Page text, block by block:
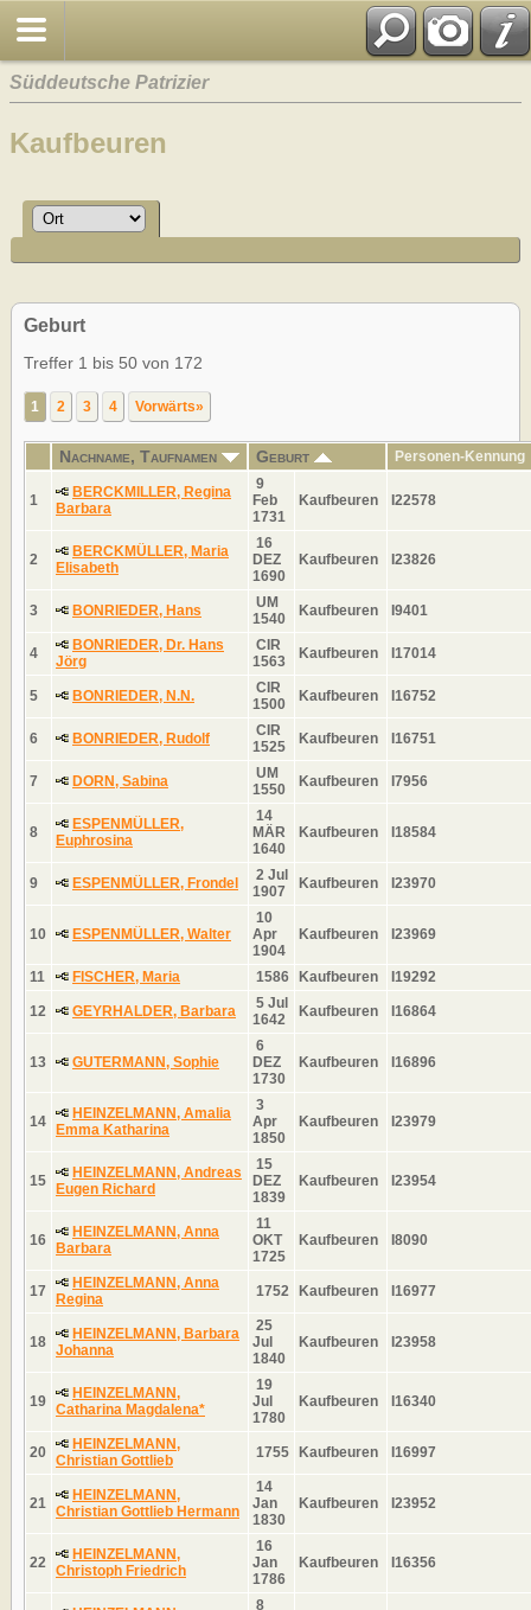
Süddeutsche Patrizier
Kaufbeuren
Geburt
Treffer 1 bis 50 von 172
1 2 3 4 Vorwärts»
Nachname, Taufnamen Geburt Personen-Kennung
1
BERCKMILLER, Regina
Barbara
9
Feb
1731
Kaufbeuren I22578
2
BERCKMÜLLER, Maria
Elisabeth
16
DEZ
1690
Kaufbeuren I23826
3 BONRIEDER, Hans
UM
1540
Kaufbeuren I9401
4
BONRIEDER, Dr. Hans
Jörg
CIR
1563
Kaufbeuren I17014
5 BONRIEDER, N.N.
CIR
1500
Kaufbeuren I16752
6 BONRIEDER, Rudolf
CIR
1525
Kaufbeuren I16751
7 DORN, Sabina
UM
1550
Kaufbeuren I7956
8
ESPENMÜLLER,
Euphrosina
14
MÄR
1640
Kaufbeuren I18584
9 ESPENMÜLLER, Frondel
2 Jul
1907
Kaufbeuren I23970
10 ESPENMÜLLER, Walter
10
Apr
1904
Kaufbeuren I23969
11 FISCHER, Maria 1586 Kaufbeuren I19292
12 GEYRHALDER, Barbara
5 Jul
1642
Kaufbeuren I16864
13 GUTERMANN, Sophie
6
DEZ
1730
Kaufbeuren I16896
14
HEINZELMANN, Amalia
Emma Katharina
3
Apr
1850
Kaufbeuren I23979
15
HEINZELMANN, Andreas
Eugen Richard
15
DEZ
1839
Kaufbeuren I23954
16
HEINZELMANN, Anna
Barbara
11
OKT
1725
Kaufbeuren I8090
17
HEINZELMANN, Anna
Regina
1752 Kaufbeuren I16977
18
HEINZELMANN, Barbara
Johanna
25
Jul
1840
Kaufbeuren I23958
19
HEINZELMANN,
Catharina Magdalena*
19
Jul
1780
Kaufbeuren I16340
20
HEINZELMANN,
Christian Gottlieb
1755 Kaufbeuren I16997
21
HEINZELMANN,
Christian Gottlieb Hermann
14
Jan
1830
Kaufbeuren I23952
22
HEINZELMANN,
Christoph Friedrich
16
Jan
1786
Kaufbeuren I16356
8